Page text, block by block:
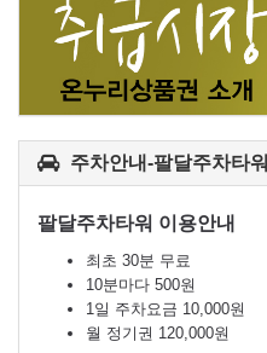
주차안내-팔달주차타워
팔달주차타워 이용안내
최초 30분 무료
10분마다 500원
1일 주차요금 10,000원
월 정기권 120,000원